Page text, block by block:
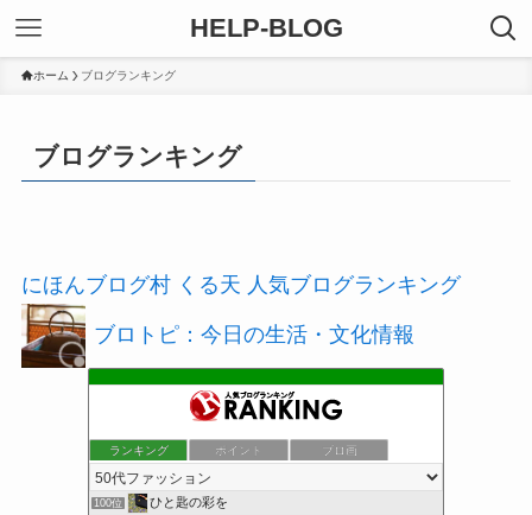
HELP-BLOG
ホーム ブログランキング
ブログランキング
にほんブログ村 くる天 人気ブログランキング
ブロトピ：今日の生活・文化情報
ランキング ポイント ブロ画
100位 ひと匙の彩を